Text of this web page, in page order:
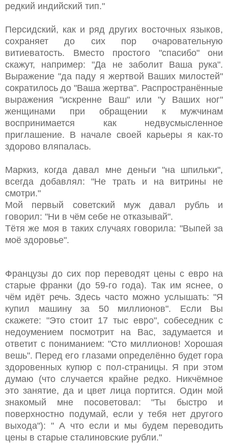
редкий индийский тип."
Персидский, как и ряд других восточных языков,
сохраняет до сих пор очаровательную
витиеватость. Вместо простого "спасибо" они
скажут, например: "Да не заболит Ваша рука".
Выражение "да паду я жертвой Ваших милостей"
сократилось до "Ваша жертва". Распространённые
выражения "искренне Ваш" или "у Ваших ног"
женщинами при обращении к мужчинам
воспринимается как недвусмысленное
приглашение. В начале своей карьеры я как-то
здорово вляпалась.
Маркиз, когда давал мне деньги "на шпильки",
всегда добавлял: "Не трать и на витрины не
смотри."
Мой первый советский муж давал рубль и
говорил: "Ни в чём себе не отказывай".
Тётя же моя в таких случаях говорила: "Выпей за
моё здоровье".
Французы до сих пор переводят цены с евро на
старые франки (до 59-го года). Так им яснее, о
чём идёт речь. Здесь часто можно услышать: "Я
купил машину за 50 миллионов". Если Вы
скажете: "Это стоит 17 тыс евро", собеседник с
недоумением посмотрит на Вас, задумается и
ответит с пониманием: "Сто миллионов! Хорошая
вешь". Перед его глазами определённо будет гора
здоровенных купюр с пол-страницы. Я при этом
думаю (что случается крайне редко. Никчёмное
это занятие, да и цвет лица портится. Один мой
знакомый мне посоветовал: "Ты быстро и
поверхностно подумай, если у тебя нет другого
выхода"): " А что если и мы будем переводить
цены в старые сталиновские рубли."